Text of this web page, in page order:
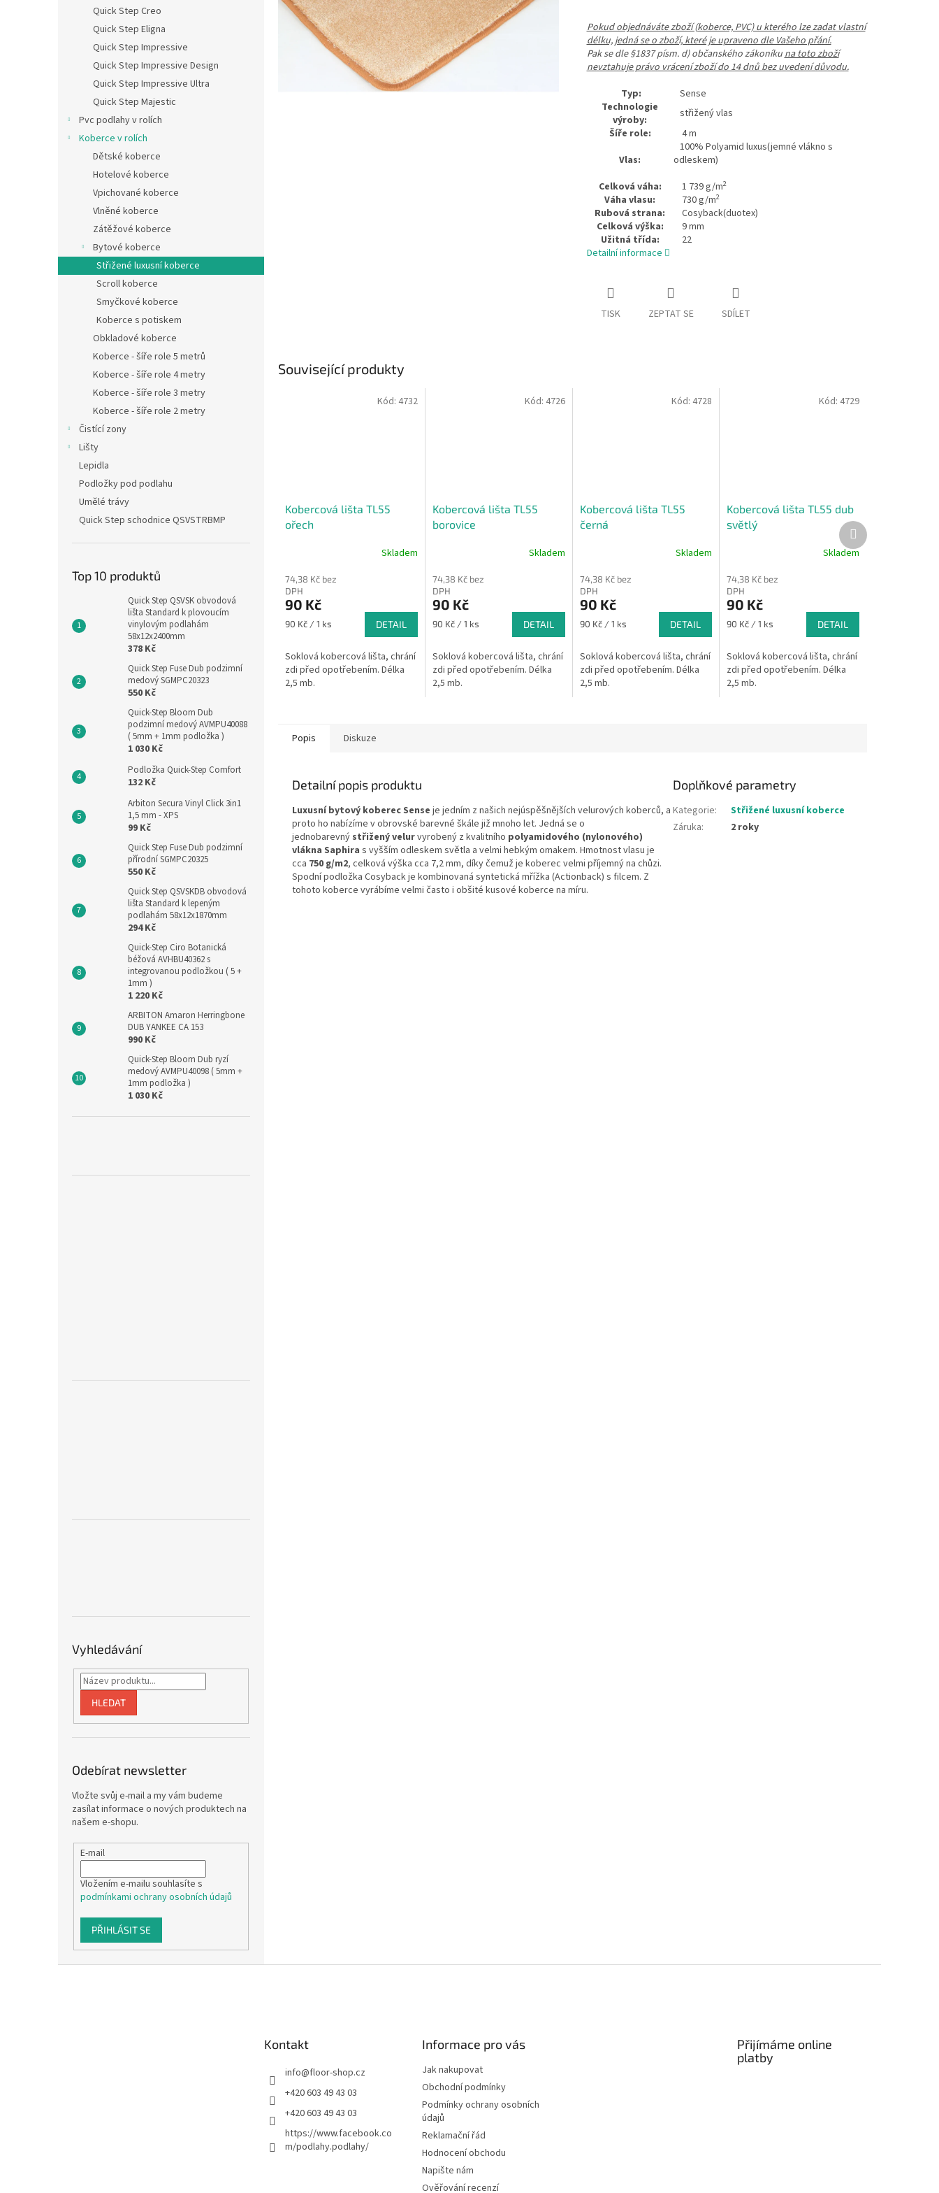
Quick Step Creo
Quick Step Eligna
Quick Step Impressive
Quick Step Impressive Design
Quick Step Impressive Ultra
Quick Step Majestic
Pvc podlahy v rolích
Koberce v rolích
Dětské koberce
Hotelové koberce
Vpichované koberce
Vlněné koberce
Zátěžové koberce
Bytové koberce
Střižené luxusní koberce
Scroll koberce
Smyčkové koberce
Koberce s potiskem
Obkladové koberce
Koberce - šíře role 5 metrů
Koberce - šíře role 4 metry
Koberce - šíře role 3 metry
Koberce - šíře role 2 metry
Čistící zony
Lišty
Lepidla
Podložky pod podlahu
Umělé trávy
Quick Step schodnice QSVSTRBMP
Top 10 produktů
Quick Step QSVSK obvodová
lišta Standard k plovoucím
vinylovým podlahám
58x12x2400mm
378 Kč
Quick Step Fuse Dub podzimní
medový SGMPC20323
550 Kč
Quick-Step Bloom Dub
podzimní medový AVMPU40088
( 5mm + 1mm podložka )
1 030 Kč
Podložka Quick-Step Comfort
132 Kč
Arbiton Secura Vinyl Click 3in1
1,5 mm - XPS
99 Kč
Quick Step Fuse Dub podzimní
přírodní SGMPC20325
550 Kč
Quick Step QSVSKDB obvodová
lišta Standard k lepeným
podlahám 58x12x1870mm
294 Kč
Quick-Step Ciro Botanická
béžová AVHBU40362 s
integrovanou podložkou ( 5 +
1mm )
1 220 Kč
ARBITON Amaron Herringbone
DUB YANKEE CA 153
990 Kč
Quick-Step Bloom Dub ryzí
medový AVMPU40098 ( 5mm +
1mm podložka )
1 030 Kč
Vyhledávání
HLEDAT
Odebírat newsletter
Vložte svůj e-mail a my vám budeme
zasílat informace o nových produktech na
našem e-shopu.
E-mail
Vložením e-mailu souhlasíte s
podmínkami ochrany osobních údajů
PŘIHLÁSIT SE
Pokud objednáváte zboží (koberce, PVC) u kterého lze zadat vlastní
délku, jedná se o zboží, které je upraveno dle Vašeho přání.
Pak se dle §1837 písm. d) občanského zákoníkuna toto zboží
nevztahuje právo vrácení zboží do 14 dnů bez uvedení důvodu.
Typ:
Sense
Technologie
výroby:
střižený vlas
Šíře role:
4 m
Vlas:
100% Polyamid luxus(jemné vlákno s
odleskem)
Celková váha:
1 739 g/m2
Váha vlasu: 730 g/m2
Rubová strana:
Cosyback(duotex)
Celková výška:
9 mm
Užitná třída:
22
Detailní informace
TISK ZEPTAT SE SDÍLET
Související produkty
Kobercová lišta TL55
ořech
Skladem
74,38 Kč bez
DPH
90 Kč
Měrná
90 Kč / 1 ks DETAIL
Soklová kobercová lišta, chrání
zdi před opotřebením. Délka
2,5 mb.
Kód: 4732
Kobercová lišta TL55
borovice
Skladem
74,38 Kč bez
DPH
90 Kč
Měrná
90 Kč / 1 ks DETAIL
Soklová kobercová lišta, chrání
zdi před opotřebením. Délka
2,5 mb.
Kód: 4726
Kobercová lišta TL55
černá
Skladem
74,38 Kč bez
DPH
90 Kč
Měrná
90 Kč / 1 ks DETAIL
Soklová kobercová lišta, chrání
zdi před opotřebením. Délka
2,5 mb.
Kód: 4728
Kobercová lišta TL55 dub
světlý
Skladem
74,38 Kč bez
DPH
90 Kč
Měrná
90 Kč / 1 ks DETAIL
Soklová kobercová lišta, chrání
zdi před opotřebením. Délka
2,5 mb.
Kód: 4729
Další
produkt
Popis Diskuze
Detailní popis produktu
Luxusní bytový koberec Sense je jedním z našich nejúspěšnějších velurových koberců, a
proto ho nabízíme v obrovské barevné škále již mnoho let. Jedná se o
jednobarevný střižený velurvyrobený z kvalitního polyamidového (nylonového)
vlákna Saphira s vyšším odleskem světla a velmi hebkým omakem. Hmotnost vlasu je
cca 750 g/m2, celková výška cca 7,2 mm, díky čemuž je koberec velmi příjemný na chůzi.
Spodní podložka Cosyback je kombinovaná syntetická mřížka (Actionback) s filcem. Z
tohoto koberce vyrábíme velmi často i obšité kusové koberce na míru.
Doplňkové parametry
Kategorie:
Střižené luxusní koberce
Záruka: 2 roky
Kontakt
info@floor-shop.cz
+420 603 49 43 03
+420 603 49 43 03
https://www.facebook.co
m/podlahy.podlahy/
Informace pro vás
Jak nakupovat
Obchodní podmínky
Podmínky ochrany osobních
údajů
Reklamační řád
Hodnocení obchodu
Napište nám
Ověřování recenzí
Přijímáme online
platby